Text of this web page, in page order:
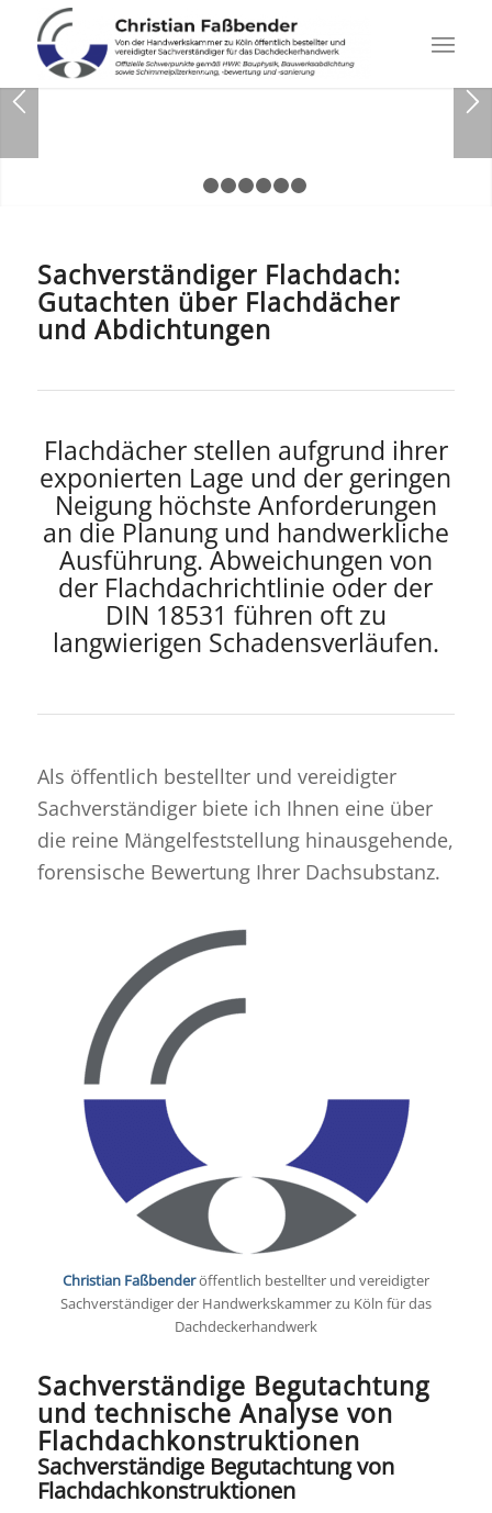
1
Sachverständiger Flachdach:
Gutachten über Flachdächer
und Abdichtungen
Flachdächer stellen aufgrund ihrer
exponierten Lage und der geringen
Neigung höchste Anforderungen
an die Planung und handwerkliche
Ausführung. Abweichungen von
der Flachdachrichtlinie oder der
DIN 18531 führen oft zu
langwierigen Schadensverläufen.
Als öffentlich bestellter und vereidigter
Sachverständiger biete ich Ihnen eine über
die reine Mängelfeststellung hinausgehende,
forensische Bewertung Ihrer Dachsubstanz.
Christian Faßbenderöffentlich bestellter und vereidigter
Sachverständiger der Handwerkskammer zu Köln für das
Dachdeckerhandwerk
Sachverständige Begutachtung
und technische Analyse von
Flachdachkonstruktionen
Sachverständige Begutachtung von
Flachdachkonstruktionen